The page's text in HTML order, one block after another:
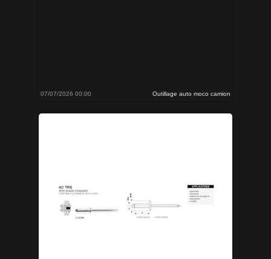
07/07/2026 00:00 Outillage auto moco camion